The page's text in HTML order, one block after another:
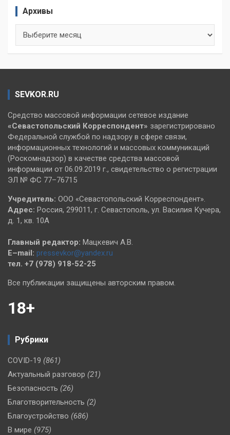
Архивы
SEVKOR.RU
Средство массовой информации сетевое издание
«Севастопольский Корреспондент» зарегистрировано
Федеральной службой по надзору в сфере связи,
информационных технологий и массовых коммуникаций
(Роскомнадзор) в качестве средства массовой
информации от 06.09.2019 г., свидетельство о регистрации
ЭЛ № ФС 77–76715
Учредитель: ООО «Севастопольский Корреспондент».
Адрес: Россия, 299011, г. Севастополь, ул. Василия Кучера,
д. 1, кв. 10А
Главный редактор: Мацкевич А.В.
E–mail: pressevkor@yandex.ru
тел. +7 (978) 918-52-25
Все публикации защищены авторским правом.
18+
Рубрики
COVID-19 (861)
Актуальный разговор (21)
Безопасность (26)
Благотворительность (2)
Благоустройство (686)
В мире (975)